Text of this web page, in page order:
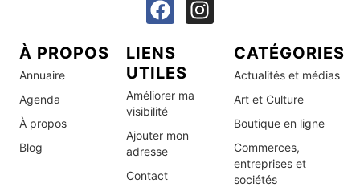
À PROPOS
Annuaire
Agenda
À propos
Blog
LIENS
UTILES
Améliorer ma
visibilité
Ajouter mon
adresse
Contact
CATÉGORIES
Actualités et médias
Art et Culture
Boutique en ligne
Commerces,
entreprises et
sociétés